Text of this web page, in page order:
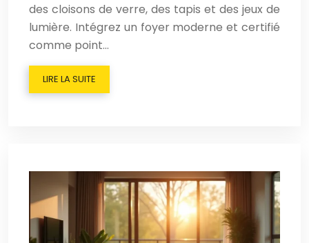
des cloisons de verre, des tapis et des jeux de
lumière. Intégrez un foyer moderne et certifié
comme point…
LIRE LA SUITE